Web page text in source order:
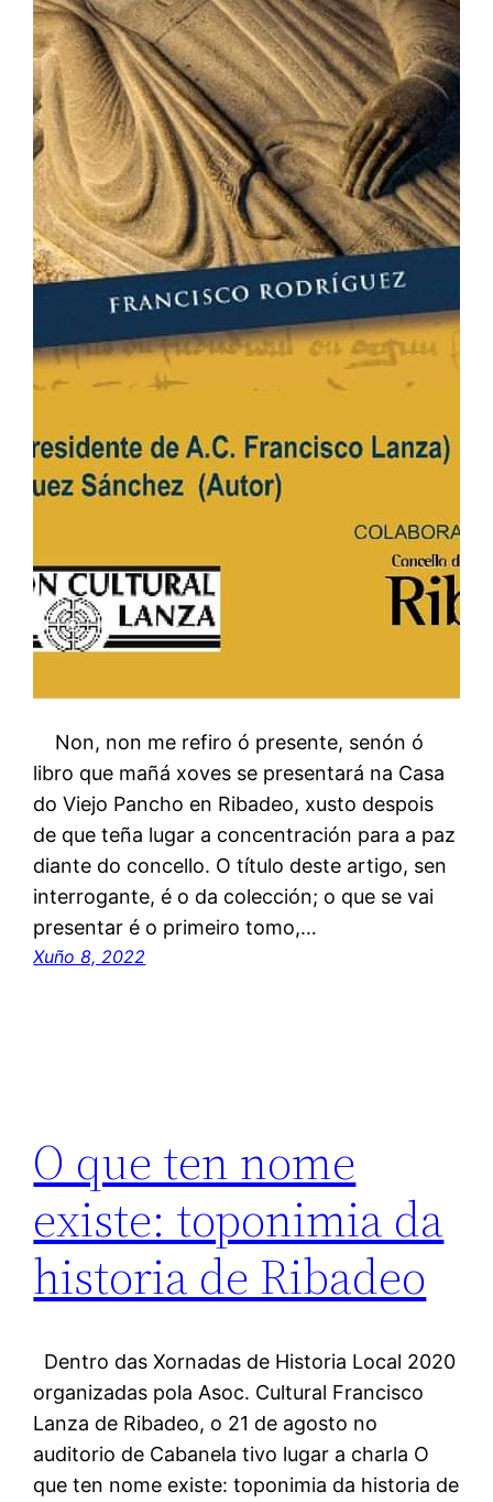
Non, non me refiro ó presente, senón ó
libro que mañá xoves se presentará na Casa
do Viejo Pancho en Ribadeo, xusto despois
de que teña lugar a concentración para a paz
diante do concello. O título deste artigo, sen
interrogante, é o da colección; o que se vai
presentar é o primeiro tomo,…
Xuño 8, 2022
O que ten nome
existe: toponimia da
historia de Ribadeo
Dentro das Xornadas de Historia Local 2020
organizadas pola Asoc. Cultural Francisco
Lanza de Ribadeo, o 21 de agosto no
auditorio de Cabanela tivo lugar a charla O
que ten nome existe: toponimia da historia de